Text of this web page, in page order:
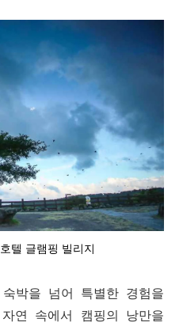
텔 글램핑 빌리지
박을 넘어 특별한 경험을
연 속에서 캠핑의 낭만을